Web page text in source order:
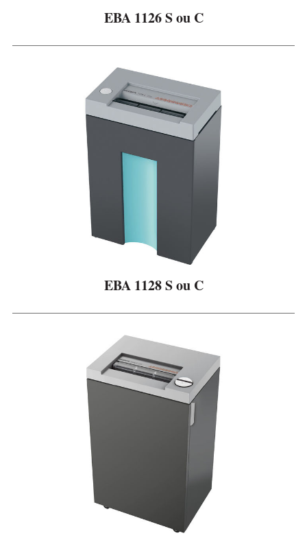
EBA 1126 S ou C
EBA 1128 S ou C